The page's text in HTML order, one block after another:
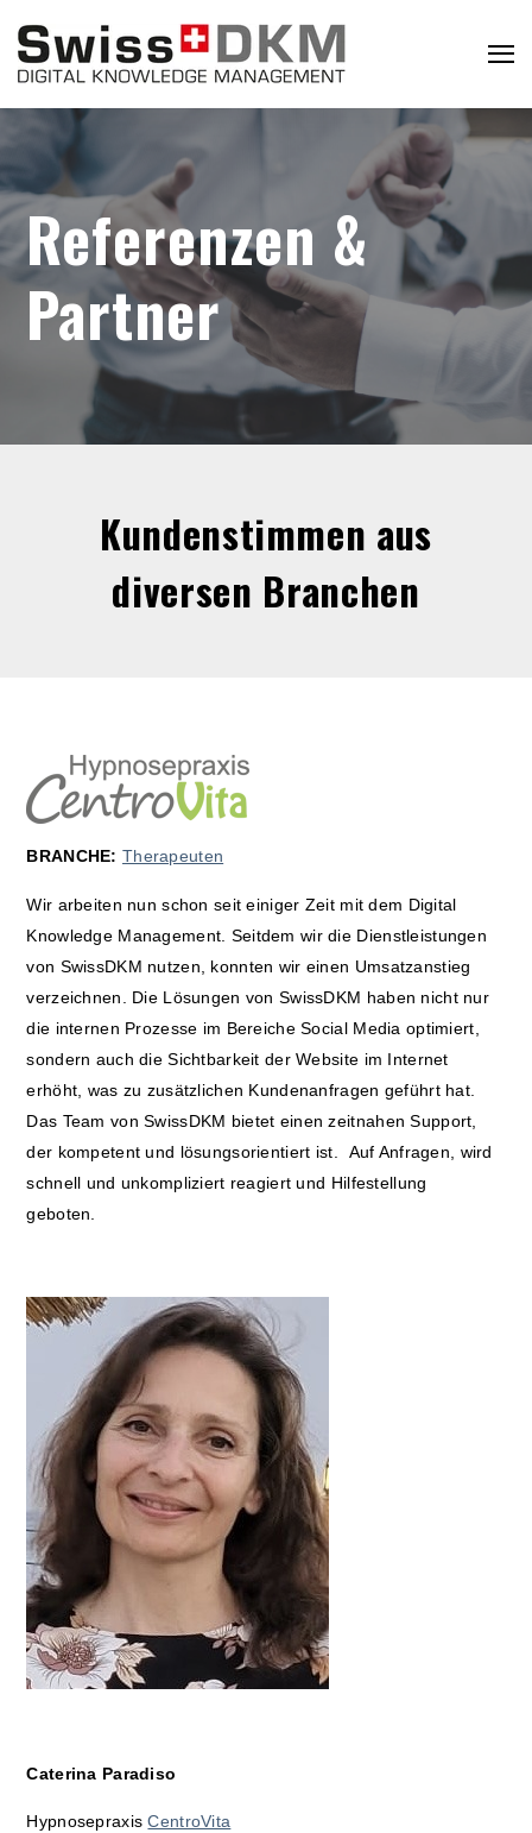
Referenzen &
Partner
Kundenstimmen aus
diversen Branchen
BRANCHE: Therapeuten
Wir arbeiten nun schon seit einiger Zeit mit dem Digital
Knowledge Management. Seitdem wir die Dienstleistungen
von SwissDKM nutzen, konnten wir einen Umsatzanstieg
verzeichnen. Die Lösungen von SwissDKM haben nicht nur
die internen Prozesse im Bereiche Social Media optimiert,
sondern auch die Sichtbarkeit der Website im Internet
erhöht, was zu zusätzlichen Kundenanfragen geführt hat.
Das Team von SwissDKM bietet einen zeitnahen Support,
der kompetent und lösungsorientiert ist. Auf Anfragen, wird
schnell und unkompliziert reagiert und Hilfestellung
geboten.
Caterina Paradiso
HypnosepraxisCentroVita